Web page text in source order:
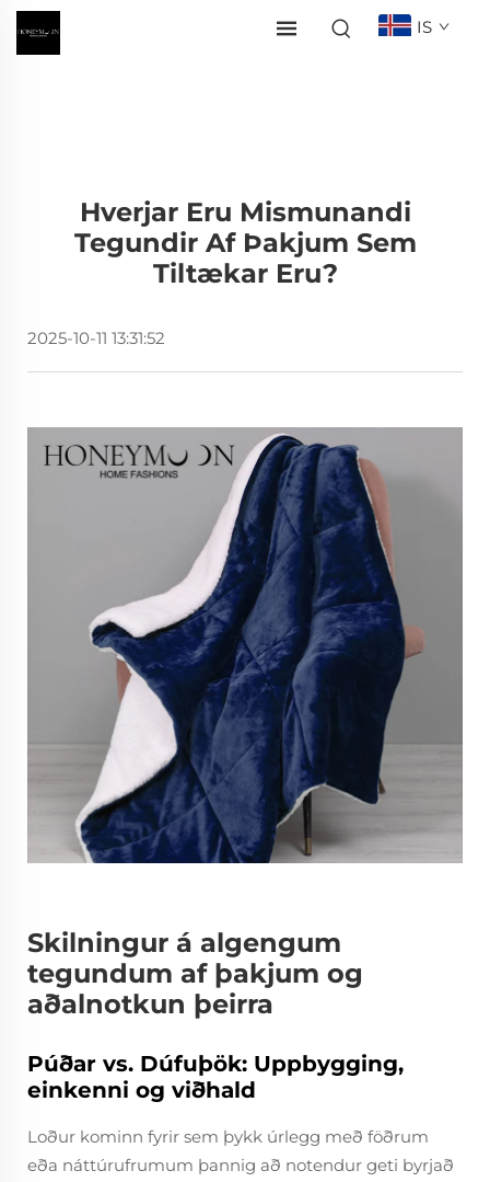
IS
Hverjar Eru Mismunandi
Tegundir Af Þakjum Sem
Tiltækar Eru?
2025-10-11 13:31:52
Skilningur á algengum
tegundum af þakjum og
aðalnotkun þeirra
Púðar vs. Dúfuþök: Uppbygging,
einkenni og viðhald
Loður kominn fyrir sem þykk úrlegg með föðrum
eða náttúrufrumum þannig að notendur geti byrjað